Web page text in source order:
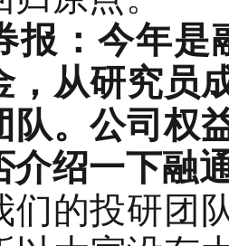
报：今年
，从研究员
队。公司权
介绍一下融
们的投研团